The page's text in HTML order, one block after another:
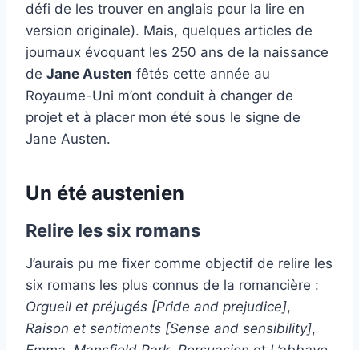
défi de les trouver en anglais pour la lire en
version originale). Mais, quelques articles de
journaux évoquant les 250 ans de la naissance
de Jane Austen fêtés cette année au
Royaume-Uni m’ont conduit à changer de
projet et à placer mon été sous le signe de
Jane Austen.
Un été austenien
Relire les six romans
J’aurais pu me fixer comme objectif de relire les
six romans les plus connus de la romancière :
Orgueil et préjugés [Pride and prejudice],
Raison et sentiments [Sense and sensibility],